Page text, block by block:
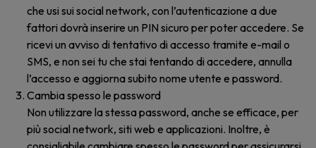
che usi sui social network, con l’autenticazione a due
fattori dovrà inserire un PIN sicuro per poter accedere. Se
ricevi un avviso di tentativo di accesso tramite e-mail o
SMS, e non sei tu che stai tentando di accedere, annulla
l’accesso e aggiorna subito nome utente e password.
Cambia spesso le password
Non utilizzare la stessa password, anche se efficace, per
più social network, siti web e applicazioni. Inoltre, è